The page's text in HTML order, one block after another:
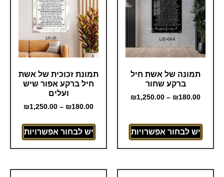
תמונה של אשת חיל
ברקע שחור
₪180.00
–
₪1,250.00
יש לבחור אפשרויות
תמונת זכוכית של אשת
חיל ברקע אפור שיש
ועלים
₪180.00
–
₪1,250.00
יש לבחור אפשרויות